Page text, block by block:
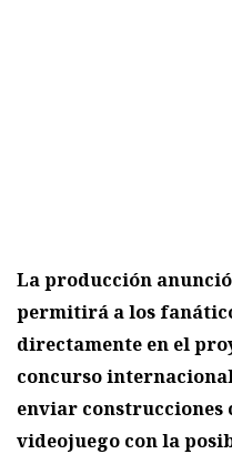
La producción
permitirá a los
directamente en el
concurso
enviar construcciones
videojuego con la